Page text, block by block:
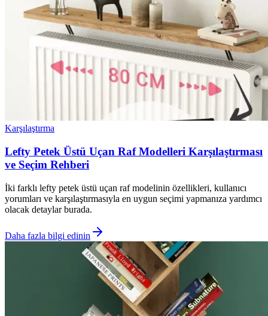
Karşılaştırma
Lefty Petek Üstü Uçan Raf Modelleri Karşılaştırması
ve Seçim Rehberi
İki farklı lefty petek üstü uçan raf modelinin özellikleri, kullanıcı
yorumları ve karşılaştırmasıyla en uygun seçimi yapmanıza yardımcı
olacak detaylar burada.
Daha fazla bilgi edinin